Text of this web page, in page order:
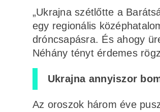
„Ukrajna szétlőtte a
egy regionális
dróncsapásra. És ahogy
Néhány tényt érdemes
Ukrajna annyiszor
Az oroszok három éve